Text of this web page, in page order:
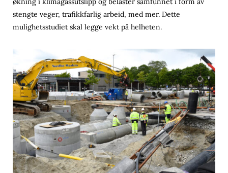
stengte veger, trafikkfarlig arbeid, med mer. Dette
mulighetsstudiet skal legge vekt på helheten.